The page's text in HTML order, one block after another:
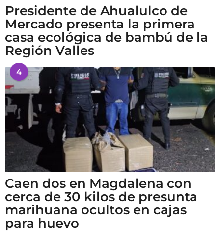
Presidente de Ahualulco de
Mercado presenta la primera
casa ecológica de bambú de la
Región Valles
4
Caen dos en Magdalena con
cerca de 30 kilos de presunta
marihuana ocultos en cajas
para huevo